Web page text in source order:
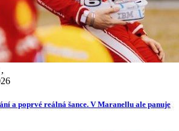
,
a poprvé reálná šance. V Maranellu ale panuje